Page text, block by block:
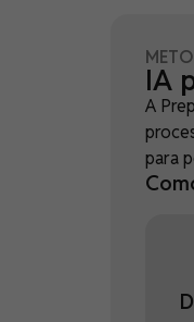
IA
A
para